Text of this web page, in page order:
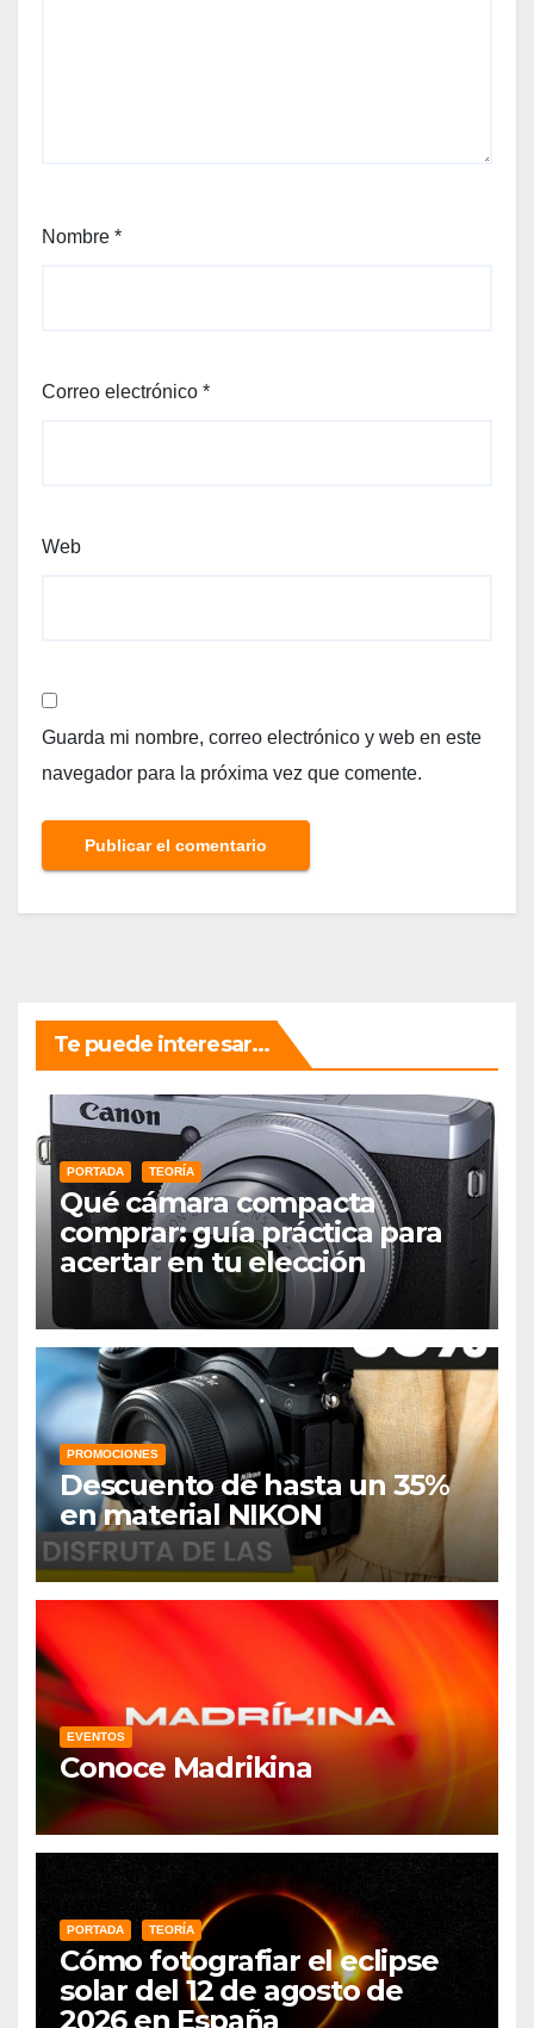
Nombre *
Correo electrónico *
Web
Guarda mi nombre, correo electrónico y web en este
navegador para la próxima vez que comente.
Te puede interesar...
PORTADA TEORÍA
Qué cámara compacta
comprar: guía práctica para
acertar en tu elección
PROMOCIONES
Descuento de hasta un 35%
en material NIKON
EVENTOS
Conoce Madrikina
PORTADA TEORÍA
Cómo fotografiar el eclipse
solar del 12 de agosto de
2026 en España